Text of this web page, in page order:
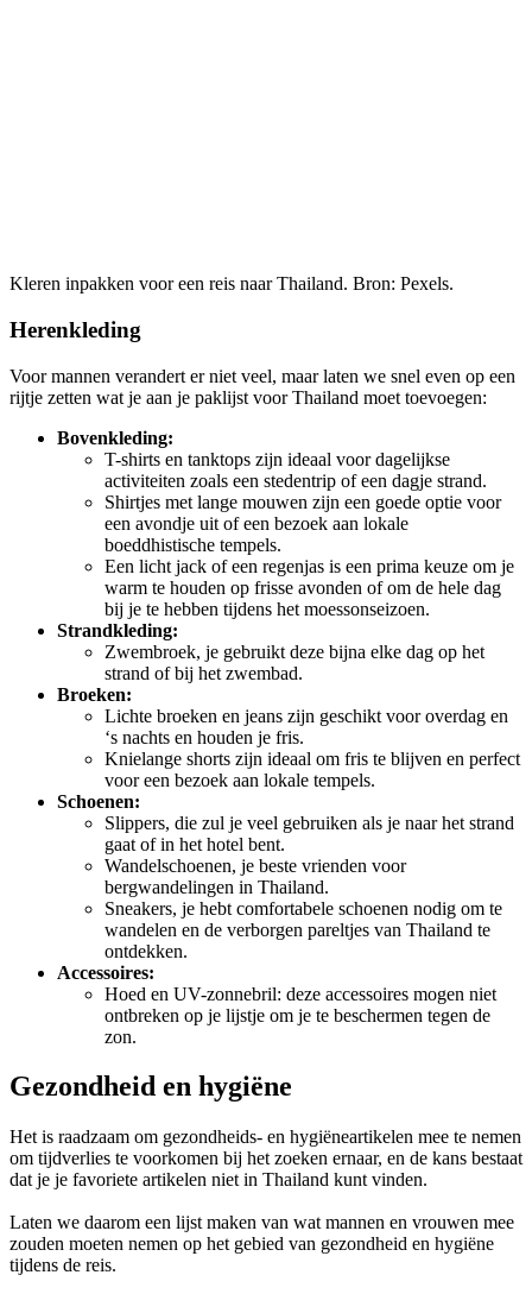
Kleren inpakken voor een reis naar Thailand. Bron: Pexels.
Herenkleding
Voor mannen verandert er niet veel, maar laten we snel even op een
rijtje zetten wat je aan je paklijst voor Thailand moet toevoegen:
Bovenkleding:
T-shirts en tanktops zijn ideaal voor dagelijkse
activiteiten zoals een stedentrip of een dagje strand.
Shirtjes met lange mouwen zijn een goede optie voor
een avondje uit of een bezoek aan lokale
boeddhistische tempels.
Een licht jack of een regenjas is een prima keuze om je
warm te houden op frisse avonden of om de hele dag
bij je te hebben tijdens het moessonseizoen.
Strandkleding:
Zwembroek, je gebruikt deze bijna elke dag op het
strand of bij het zwembad.
Broeken:
Lichte broeken en jeans zijn geschikt voor overdag en
‘s nachts en houden je fris.
Knielange shorts zijn ideaal om fris te blijven en perfect
voor een bezoek aan lokale tempels.
Schoenen:
Slippers, die zul je veel gebruiken als je naar het strand
gaat of in het hotel bent.
Wandelschoenen, je beste vrienden voor
bergwandelingen in Thailand.
Sneakers, je hebt comfortabele schoenen nodig om te
wandelen en de verborgen pareltjes van Thailand te
ontdekken.
Accessoires:
Hoed en UV-zonnebril: deze accessoires mogen niet
ontbreken op je lijstje om je te beschermen tegen de
zon.
Gezondheid en hygiëne
Het is raadzaam om gezondheids- en hygiëneartikelen mee te nemen
om tijdverlies te voorkomen bij het zoeken ernaar, en de kans bestaat
dat je je favoriete artikelen niet in Thailand kunt vinden.
Laten we daarom een ​​lijst maken van wat mannen en vrouwen mee
zouden moeten nemen op het gebied van gezondheid en hygiëne
tijdens de reis.